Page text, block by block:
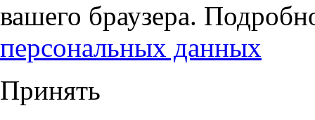
вашего браузера.
персональных данных
Принять